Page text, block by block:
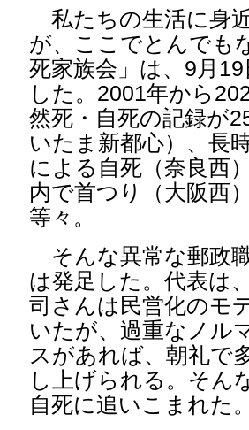
私たちの生活に身
が、ここでとんでも
死家族会」は、9月
した。2001年から
然死・自死の記録が
いたま新都心）、長
による自死（奈良西
内で首つり（大阪西
等々。
そんな異常な郵政
は発足した。代表は
司さんは民営化のモ
いたが、過重なノル
スがあれば、朝礼で
し上げられる。そん
自死に追いこまれた